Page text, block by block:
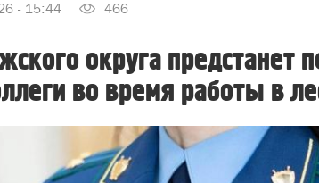
- 15:44 466
округа предстанет
во время работы в